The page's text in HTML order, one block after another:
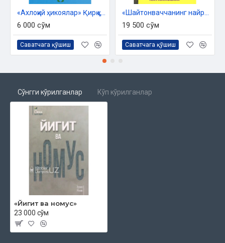
6 000 сўм
Саватчага қўшиш
19 500 сўм
Саватчага қўшиш
Сўнгги кўрилганлар Кўп кўрилганлар
«Йигит ва номус»
23 000 сўм